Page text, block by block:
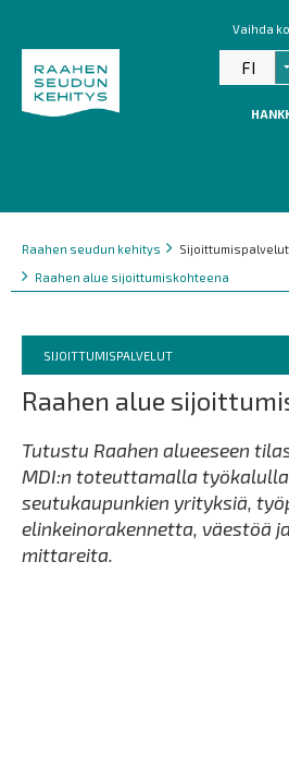
Vaihda
FI
Murupolku
You
are
here:
Raahen seudun kehitys
Sijoittumispalvelut
Raahen alue sijoittumiskohteena
Murupolku
You
are
here:
SIJOITTUMISPALVELUT
Raahen alue
Tutustu Raahen alueeseen
MDI:n toteuttamalla
seutukaupunkien yrityksiä,
elinkeinorakennetta, väestöä
mittareita.